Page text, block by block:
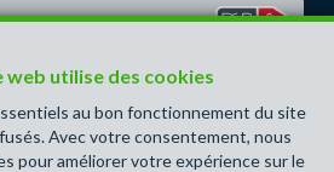
utilise des cookies
au bon fonctionnement du site
Avec votre consentement, nous
pour améliorer votre expérience sur le